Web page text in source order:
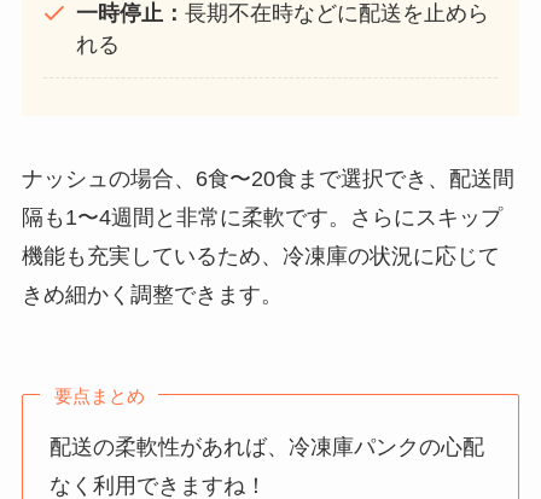
一時停止： 長期不在時などに配送を止めら
れる
ナッシュの場合、6食〜20食まで選択でき、配送間
隔も1〜4週間と非常に柔軟です。さらにスキップ
機能も充実しているため、冷凍庫の状況に応じて
きめ細かく調整できます。
要点まとめ
配送の柔軟性があれば、冷凍庫パンクの心配
なく利用できますね！